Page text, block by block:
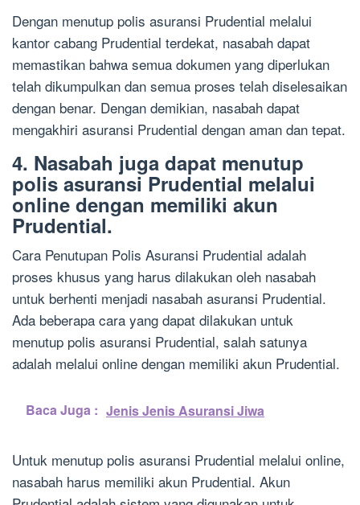
Dengan menutup polis asuransi Prudential melalui
kantor cabang Prudential terdekat, nasabah dapat
memastikan bahwa semua dokumen yang diperlukan
telah dikumpulkan dan semua proses telah diselesaikan
dengan benar. Dengan demikian, nasabah dapat
mengakhiri asuransi Prudential dengan aman dan tepat.
4. Nasabah juga dapat menutup
polis asuransi Prudential melalui
online dengan memiliki akun
Prudential.
Cara Penutupan Polis Asuransi Prudential adalah
proses khusus yang harus dilakukan oleh nasabah
untuk berhenti menjadi nasabah asuransi Prudential.
Ada beberapa cara yang dapat dilakukan untuk
menutup polis asuransi Prudential, salah satunya
adalah melalui online dengan memiliki akun Prudential.
Baca Juga : Jenis Jenis Asuransi Jiwa
Untuk menutup polis asuransi Prudential melalui online,
nasabah harus memiliki akun Prudential. Akun